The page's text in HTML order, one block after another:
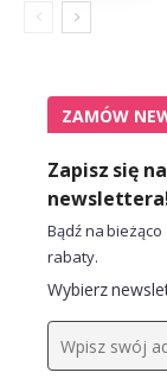
ZAMÓW
Zapisz się
Bądź na
rabaty.
Wybierz